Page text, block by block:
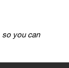
so you can